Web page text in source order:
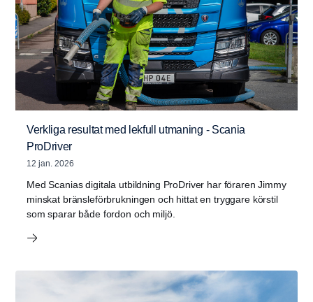
Verkliga resultat med lekfull utmaning - Scania
ProDriver
12 jan. 2026
Med Scanias digitala utbildning ProDriver har föraren Jimmy
minskat bränsleförbrukningen och hittat en tryggare körstil
som sparar både fordon och miljö.